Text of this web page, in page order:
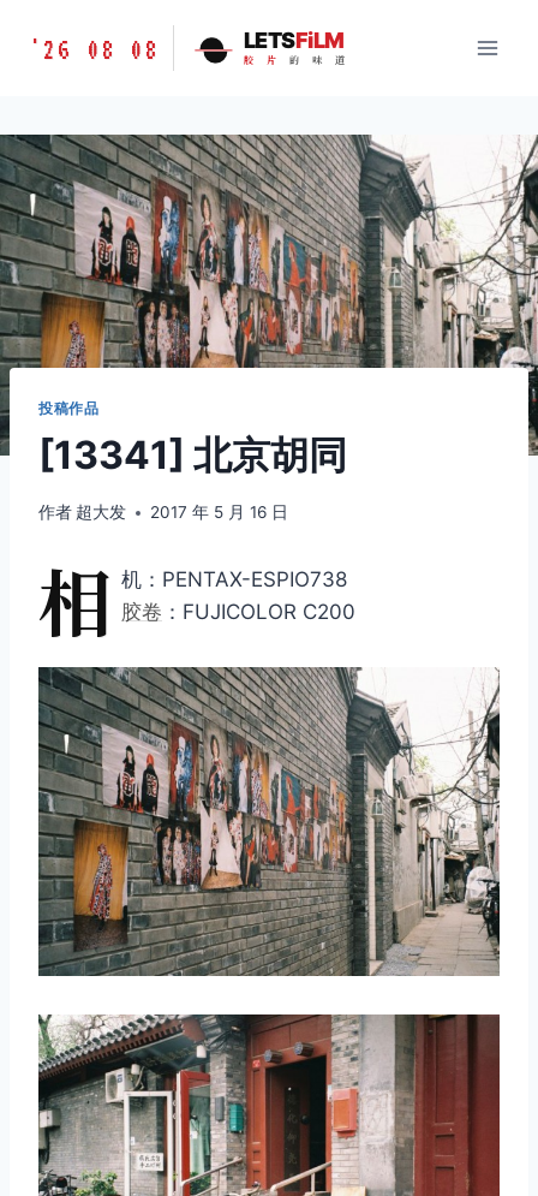
胶
味
道
LETSFILM
'26 08 08 LETSFiLM
胶 片 的 味 道
投稿作品
[13341] 北京胡同
作者 超大发 2017 年 5 月 16 日
相 机：PENTAX-ESPIO738
胶卷 ：FUJICOLOR C200